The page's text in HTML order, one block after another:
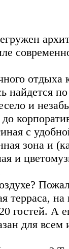
отдыха
найдется
и
с
зона и
и
терраса, на
гостей. А
для